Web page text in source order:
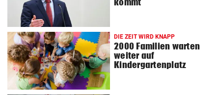
DIE ZEIT WIRD KNAPP
2000 Familien warten
weiter auf
Kindergartenplatz